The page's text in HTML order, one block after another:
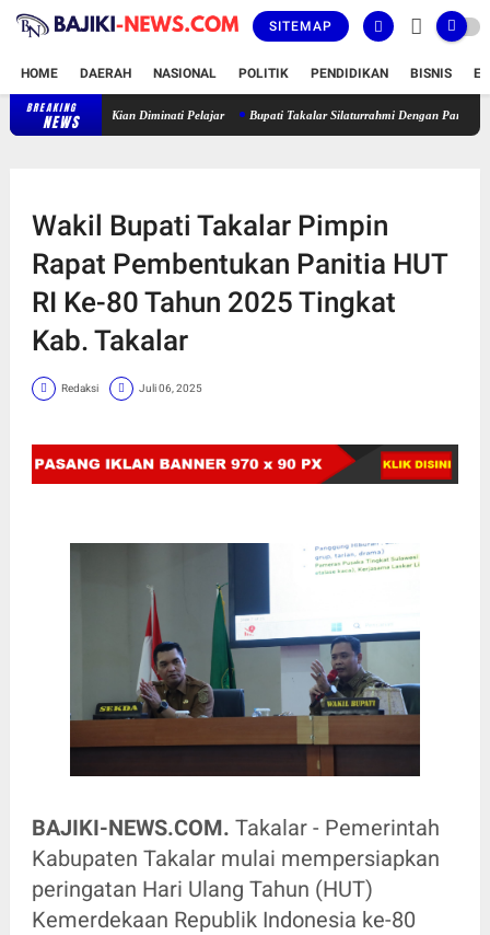
SITEMAP
HOME DAERAH NASIONAL POLITIK PENDIDIKAN BISNIS
BREAKING
NEWS Latihan Karate Lemkari di SMK Negeri 4 Galesong Utara Kian Diminati
Wakil Bupati Takalar Pimpin
Rapat Pembentukan Panitia HUT
RI Ke-80 Tahun 2025 Tingkat
Kab. Takalar
Redaksi Juli 06, 2025
BAJIKI-NEWS.COM. Takalar - Pemerintah
Kabupaten Takalar mulai mempersiapkan
peringatan Hari Ulang Tahun (HUT)
Kemerdekaan Republik Indonesia ke-80